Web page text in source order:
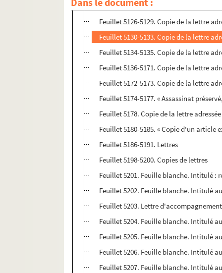
Feuillet 5124-5125. Copie de la lettre
Feuillet 5126-5129. Copie de la lettre
Feuillet 5130-5133. Copie de la lettre
Feuillet 5134-5135. Copie de la lettre
Feuillet 5136-5171. Copie de la lettre
Feuillet 5172-5173. Copie de la lettre
Feuillet 5174-5177. « Assassinat
Feuillet 5178. Copie de la lettre
Feuillet 5180-5185. « Copie d'un article
Feuillet 5186-5191. Lettres
Feuillet 5198-5200. Copies de lettres
Feuillet 5201. Feuille blanche. Intitulé :
Feuillet 5202. Feuille blanche. Intitulé
Feuillet 5203. Lettre
Feuillet 5204. Feuille blanche. Intitulé
Feuillet 5205. Feuille blanche. Intitulé
Feuillet 5206. Feuille blanche. Intitulé
Feuillet 5207. Feuille blanche. Intitulé